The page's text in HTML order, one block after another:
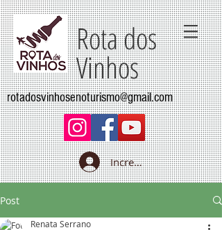
Rota dos
Vinhos
rotadosvinhosenoturismo@gmail.com
Increva-se
Post
Renata Serrano